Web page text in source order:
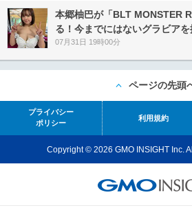
本郷柚巴が「BLT MONSTER
る！今までにはないグラビアを
07月31日 19時00分
ページの先頭
プライバシー
ポリシー
利用規約
Copyright © 2026 GMO INSIGHT Inc.